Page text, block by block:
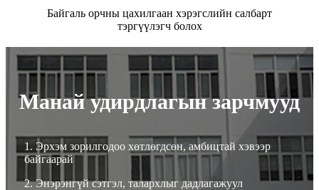
Байгаль орчны цахилгаан хэрэгслийн салбарт
тэргүүлэгч болох
Манай удирдлагын зарчмууд
1. Эрхэм зорилгодоо хөтлөгдсөн, амбицтай хэвээр
байгаарай
2.Энэрэнгүй сэтгэл, талархлыг дадлагажуул